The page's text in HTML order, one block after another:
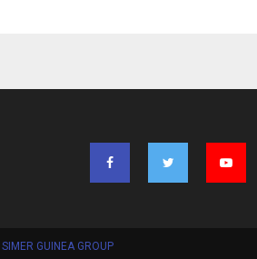
SIMER GUINEA GROUP